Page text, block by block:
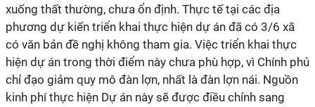
xuống thất thường, chưa ổn định. Thực tế tại các địa
phương dự kiến triển khai thực hiện dự án đã có 3/6 xã
có văn bản đề nghị không tham gia. Việc triển khai thực
hiện dự án trong thời điểm này chưa phù hợp, vì Chính phủ
chỉ đạo giảm quy mô đàn lợn, nhất là đàn lợn nái. Nguồn
kinh phí thực hiện Dự án này sẽ được điều chỉnh sang